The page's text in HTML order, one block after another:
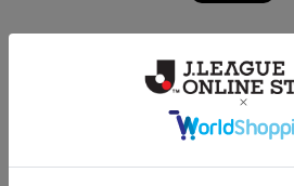
現在販売中の25ユニフォ